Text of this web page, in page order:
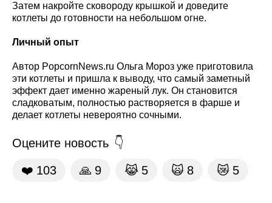
Затем накройте сковороду крышкой и доведите
котлеты до готовности на небольшом огне.
Личный опыт
Автор PopcornNews.ru Ольга Мороз уже приготовила
эти котлеты и пришла к выводу, что самый заметный
эффект дает именно жареный лук. Он становится
сладковатым, полностью растворяется в фарше и
делает котлеты невероятно сочными.
Оцените новость
❤️ 103 🙏 9 😹 5 🙀 8 😿 5